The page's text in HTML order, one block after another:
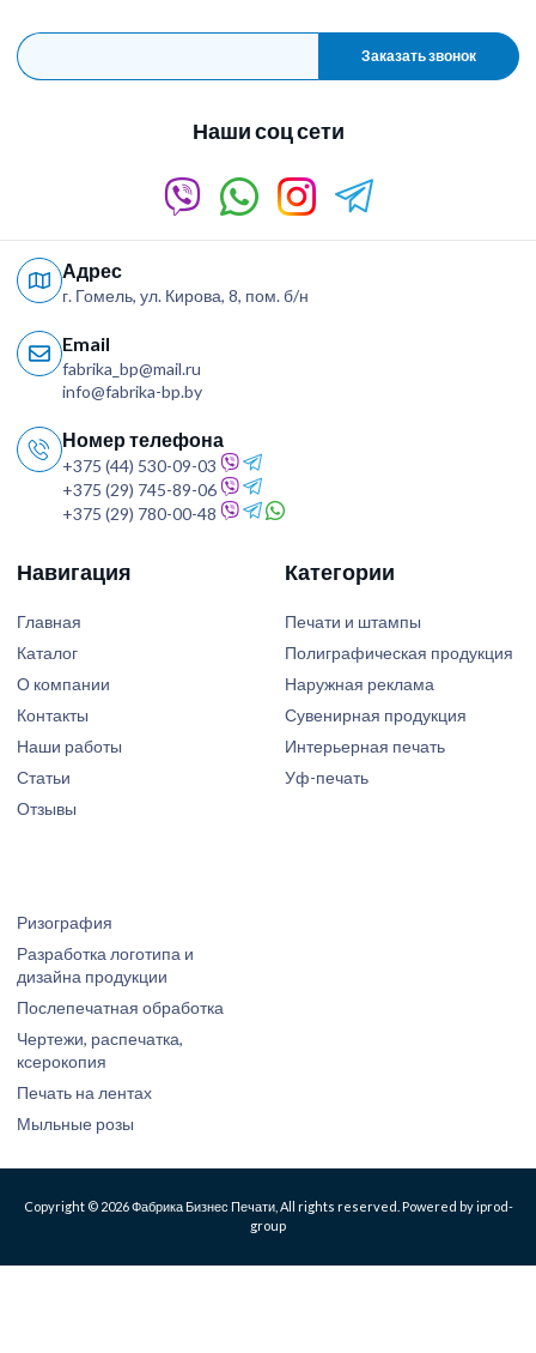
Заказать звонок
Наши соц сети
Адрес
г. Гомель, ул. Кирова, 8, пом. б/н
Email
fabrika_bp@mail.ru
info@fabrika-bp.by
Номер телефона
+375 (44) 530-09-03
+375 (29) 745-89-06
+375 (29) 780-00-48
Навигация
Главная
Каталог
О компании
Контакты
Наши работы
Статьи
Отзывы
Категории
Печати и штампы
Полиграфическая продукция
Наружная реклама
Сувенирная продукция
Интерьерная печать
Уф-печать
Ризография
Разработка логотипа и
дизайна продукции
Послепечатная обработка
Чертежи, распечатка,
ксерокопия
Печать на лентах
Мыльные розы
Copyright © 2026 Фабрика Бизнес Печати, All rights reserved. Powered by iprod-
group